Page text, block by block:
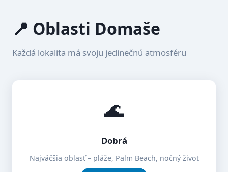
📍 Oblasti Domaše
Každá lokalita má svoju jedinečnú atmosféru
🌊
Dobrá
Najväčšia oblasť – pláže, Palm Beach, nočný život